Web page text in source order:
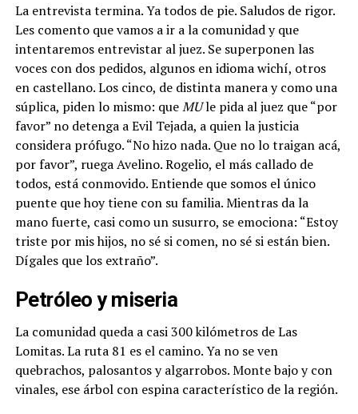
La entrevista termina. Ya todos de pie. Saludos de rigor.
Les comento que vamos a ir a la comunidad y que
intentaremos entrevistar al juez. Se superponen las
voces con dos pedidos, algunos en idioma wichí, otros
en castellano. Los cinco, de distinta manera y como una
súplica, piden lo mismo: queMUle pida al juez que “por
favor” no detenga a Evil Tejada, a quien la justicia
considera prófugo. “No hizo nada. Que no lo traigan acá,
por favor”, ruega Avelino. Rogelio, el más callado de
todos, está conmovido. Entiende que somos el único
puente que hoy tiene con su familia. Mientras da la
mano fuerte, casi como un susurro, se emociona: “Estoy
triste por mis hijos, no sé si comen, no sé si están bien.
Dígales que los extraño”.
Petróleo y miseria
La comunidad queda a casi 300 kilómetros de Las
Lomitas. La ruta 81 es el camino. Ya no se ven
quebrachos, palosantos y algarrobos. Monte bajo y con
vinales, ese árbol con espina característico de la región.